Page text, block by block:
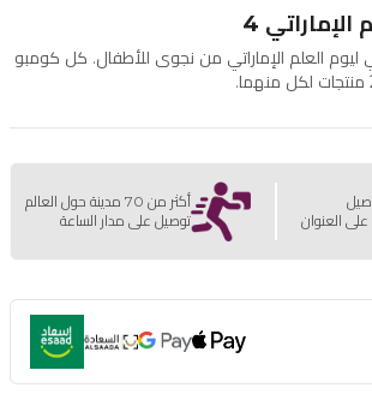
4
ليوم العلم الإماراتي من نجوى للأطفال. كل كومبو
العنوان
أكثر من 70 مدينة حول العالم
توصيل على مدار الساعة